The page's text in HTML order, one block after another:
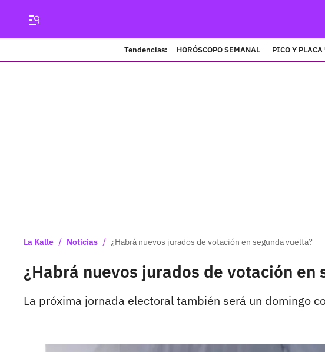
Tendencias: HORÓSCOPO SEMANAL PICO Y
La Kalle / Noticias / ¿Habrá nuevos jurados de votación en segunda vuelta?
¿Habrá nuevos jurados de votación en
La próxima jornada electoral también será un domingo